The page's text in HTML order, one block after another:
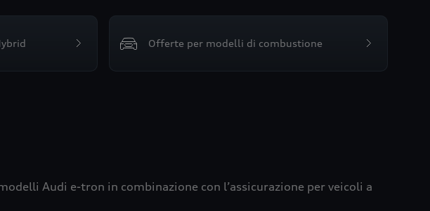
Offerte per modelli di combustione
Audi e-tron in combinazione con l’assicurazione per veicoli a